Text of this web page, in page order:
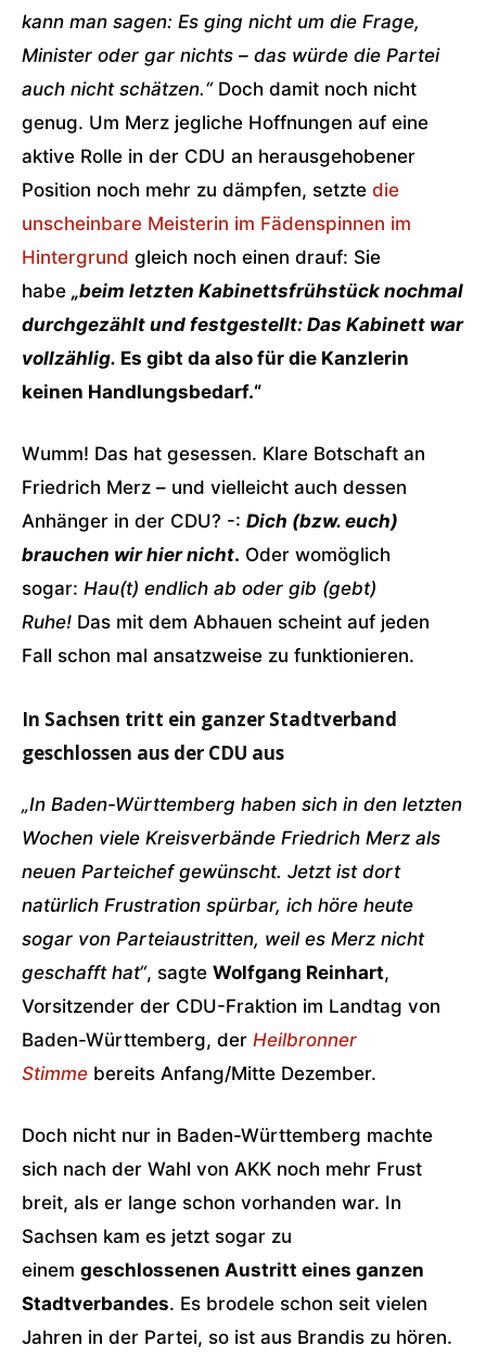
kann man sagen: Es ging nicht um die Frage,
Minister oder gar nichts – das würde die Partei
auch nicht schätzen.“ Doch damit noch nicht
genug. Um Merz jegliche Hoffnungen auf eine
aktive Rolle in der CDU an herausgehobener
Position noch mehr zu dämpfen, setzte die
unscheinbare Meisterin im Fädenspinnen im
Hintergrund gleich noch einen drauf: Sie
habe „beim letzten Kabinettsfrühstück nochmal
durchgezählt und festgestellt: Das Kabinett war
vollzählig. Es gibt da also für die Kanzlerin
keinen Handlungsbedarf.“
Wumm! Das hat gesessen. Klare Botschaft an
Friedrich Merz – und vielleicht auch dessen
Anhänger in der CDU? -: Dich (bzw. euch)
brauchen wir hier nicht. Oder womöglich
sogar: Hau(t) endlich ab oder gib (gebt)
Ruhe! Das mit dem Abhauen scheint auf jeden
Fall schon mal ansatzweise zu funktionieren.
In Sachsen tritt ein ganzer Stadtverband
geschlossen aus der CDU aus
„In Baden-Württemberg haben sich in den letzten
Wochen viele Kreisverbände Friedrich Merz als
neuen Parteichef gewünscht. Jetzt ist dort
natürlich Frustration spürbar, ich höre heute
sogar von Parteiaustritten, weil es Merz nicht
geschafft hat“, sagte Wolfgang Reinhart,
Vorsitzender der CDU-Fraktion im Landtag von
Baden-Württemberg, der Heilbronner
Stimme bereits Anfang/Mitte Dezember.
Doch nicht nur in Baden-Württemberg machte
sich nach der Wahl von AKK noch mehr Frust
breit, als er lange schon vorhanden war. In
Sachsen kam es jetzt sogar zu
einem geschlossenen Austritt eines ganzen
Stadtverbandes. Es brodele schon seit vielen
Jahren in der Partei, so ist aus Brandis zu hören.